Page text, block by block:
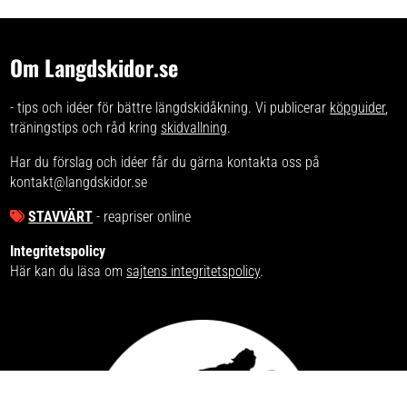
Om Langdskidor.se
- tips och idéer för bättre längdskidåkning. Vi publicerar köpguider,
träningstips och råd kring skidvallning.
Har du förslag och idéer får du gärna kontakta oss på
kontakt@langdskidor.se
STAVVÄRT - reapriser online
Integritetspolicy
Här kan du läsa om sajtens integritetspolicy.